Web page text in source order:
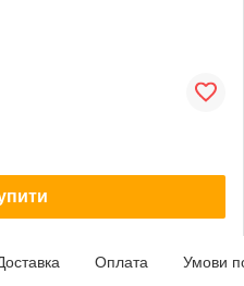
Оплата Умови